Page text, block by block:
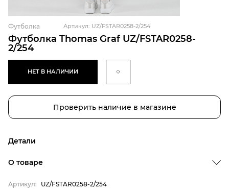
Футболка Thomas Graf UZ/FSTAR0258-
2/254
Футболка Артикул: UZ/FSTAR0258-2/254
НЕТ В НАЛИЧИИ
Проверить наличие в магазине
Детали
Страна производитель
О товаре
Артикул: UZ/FSTAR0258-2/254